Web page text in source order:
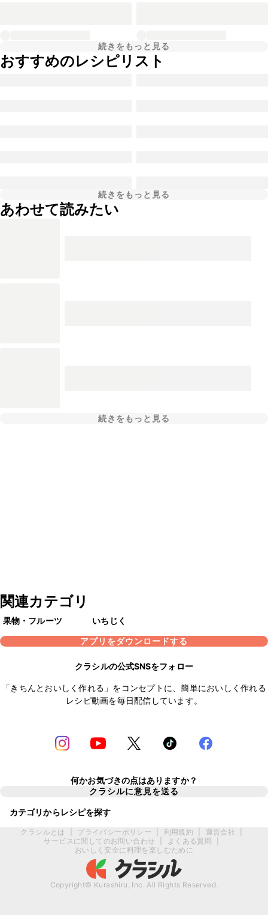
続きをもっと見る
おすすめのレシピリスト
続きをもっと見る
あわせて読みたい
続きをもっと見る
関連カテゴリ
果物・フルーツ
いちじく
アプリをダウンロードする
クラシルの公式SNSをフォロー
「きちんとおいしく作れる」をコンセプトに、簡単においしく作れる
レシピ動画を毎日配信しています。
何かお気づきの点はありますか？
クラシルに意見を送る
カテゴリからレシピを探す
クラシルとは プライバシーポリシー 利用規約 運営会社
サービスに関してのお問い合わせ
よくある質問
おいしく安全に料理を楽しむために
Copyright© Kurashiru, Inc. All Rights Reserved.